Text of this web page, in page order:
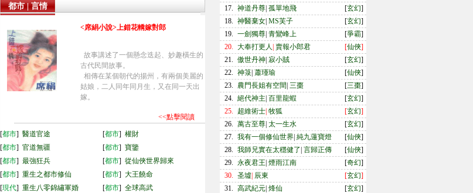
都市 | 言情
<席絹小說>上錯花轎嫁對郎
故事講述了一個懸念迭起、妙趣橫生的
古代民間故事。
相傳在某個朝代的揚州，有兩個美麗的
姑娘，二人同年同月生，又在同一天出
嫁。
<<點擊閱讀
[都市] 醫道官途 [都市] 權財
[都市] 官道無疆 [都市] 寶鑒
[都市] 最強狂兵 [都市] 從仙俠世界歸來
[都市] 重生之都市修仙 [都市] 大王饒命
[現代] 重生八零錦繡軍婚 [都市] 全球高武
17. 神道丹尊 孤單地飛 [玄幻]
18. 神醫棄女 MS芙子 [玄幻]
19. 一劍獨尊 青鸞峰上 [爭霸]
20. 大奉打更人 賣報小郎君 [仙俠]
21. 傲世丹神 寂小賊 [玄幻]
22. 神箓 蕭瑾瑜 [仙俠]
23.
農門長姐有空間 三棗 [三棗]
24. 絕代神主 百里龍蝦 [玄幻]
25.
超維術士 牧狐 [玄幻]
26. 萬古至尊 太一生水 [玄幻]
27. 我有一個修仙世界 純九蓮寶燈 [仙俠]
28. 我師兄實在太穩健了 言歸正傳 [仙俠]
29. 永夜君王 煙雨江南 [奇幻]
30. 圣墟 辰東 [玄幻]
31. 高武紀元 烽仙 [玄幻]